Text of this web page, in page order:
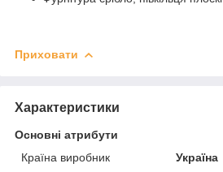
Приховати
Характеристики
Основні атрибути
Країна виробник
Україна